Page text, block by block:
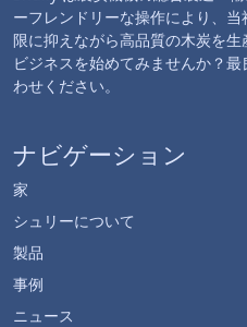
ーフレンドリーな操作により、
限に抑えながら高品質の木炭を
ビジネスを始めてみませんか？
わせください。
ナビゲーション
家
シュリーについて
製品
事例
ニュース